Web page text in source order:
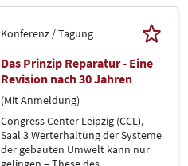
Konferenz / Tagung
Das Prinzip Reparatur - Eine
Revision nach 30 Jahren
(Mit Anmeldung)
Congress Center Leipzig (CCL),
Saal 3 Werterhaltung der Systeme
der gebauten Umwelt kann nur